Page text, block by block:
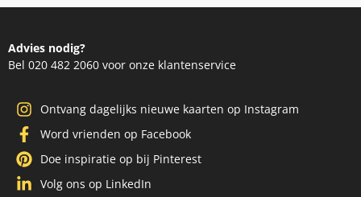
Advies nodig?
Bel 020 482 2060 voor onze klantenservice
Ontvang dagelijks nieuwe kaarten op Instagram
Word vrienden op Facebook
Doe inspiratie op bij Pinterest
Volg ons op LinkedIn